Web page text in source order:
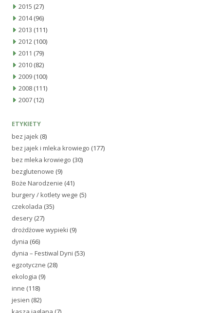
2015 (27)
2014(96)
2013 (111)
2012 (100)
2011 (79)
2010 (82)
2009 (100)
2008 (111)
2007 (12)
ETYKIETY
bez jajek (8)
bez jajek i mleka krowiego (177)
bez mleka krowiego (30)
bezglutenowe (9)
Boże Narodzenie (41)
burgery / kotlety wege (5)
czekolada (35)
desery (27)
drożdżowe wypieki (9)
dynia (66)
dynia – Festiwal Dyni (53)
egzotyczne (28)
ekologia (9)
inne (118)
jesien (82)